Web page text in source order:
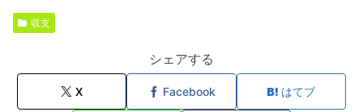
収支
シェアする
X Facebook はてブ